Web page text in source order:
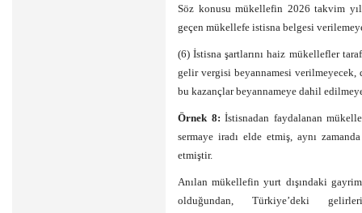
Söz konusu mükellefin 2026 takvim
geçen mükellefe istisna belgesi
(6) İstisna şartlarını haiz mükellefler
gelir vergisi beyannamesi
bu kazançlar beyannameye dahil
Örnek 8:İstisnadan faydalanan
sermaye iradı elde etmiş, aynı
etmiştir.
Anılan mükellefin yurt dışındaki
olduğundan, Türkiye’deki